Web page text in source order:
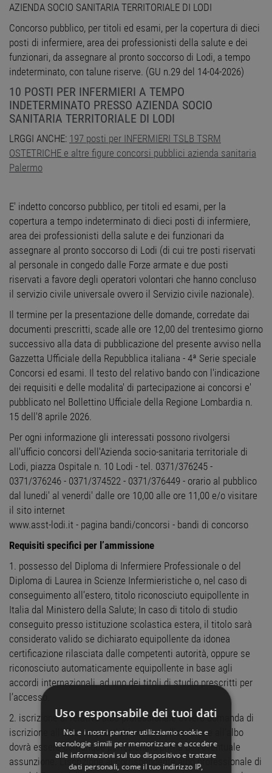
AZIENDA SOCIO SANITARIA TERRITORIALE DI LODI
Concorso pubblico, per titoli ed esami, per la copertura di dieci
posti di infermiere, area dei professionisti della salute e dei
funzionari, da assegnare al pronto soccorso di Lodi, a tempo
indeterminato, con talune riserve. (GU n.29 del 14-04-2026)
10 POSTI PER INFERMIERI A TEMPO
INDETERMINATO PRESSO AZIENDA SOCIO
SANITARIA TERRITORIALE DI LODI
LRGGI ANCHE: 197 posti per INFERMIERI TSLB TSRM
OSTETRICHE e altre figure concorsi pubblici azienda sanitaria
Palermo
E' indetto concorso pubblico, per titoli ed esami, per la
copertura a tempo indeterminato di dieci posti di infermiere,
area dei professionisti della salute e dei funzionari da
assegnare al pronto soccorso di Lodi (di cui tre posti riservati
al personale in congedo dalle Forze armate e due posti
riservati a favore degli operatori volontari che hanno concluso
il servizio civile universale ovvero il Servizio civile nazionale).
Il termine per la presentazione delle domande, corredate dai
documenti prescritti, scade alle ore 12,00 del trentesimo giorno
successivo alla data di pubblicazione del presente avviso nella
Gazzetta Ufficiale della Repubblica italiana - 4ª Serie speciale
Concorsi ed esami. Il testo del relativo bando con l'indicazione
dei requisiti e delle modalita' di partecipazione ai concorsi e'
pubblicato nel Bollettino Ufficiale della Regione Lombardia n.
15 dell'8 aprile 2026.
Per ogni informazione gli interessati possono rivolgersi
all'ufficio concorsi dell'Azienda socio-sanitaria territoriale di
Lodi, piazza Ospitale n. 10 Lodi - tel. 0371/376245 -
0371/376246 - 0371/374522 - 0371/376449 - orario al pubblico
dal lunedi' al venerdi' dalle ore 10,00 alle ore 11,00 e/o visitare
il sito internet
www.asst-lodi.it - pagina bandi/concorsi - bandi di concorso
Requisiti specifici per l’ammissione
1. possesso del Diploma di Infermiere Professionale o del
Diploma di Laurea in Scienze Infermieristiche o, nel caso di
conseguimento all’estero, titolo riconosciuto equipollente in
Italia dal Ministero della Salute; In caso di titolo di studio
conseguito presso istituzione scolastica estera, il titolo sarà
considerato valido se dichiarato equipollente da idonea
certificazione rilasciata dalle competenti autorità, oppure se
riconosciuto automaticamente equipollente in base agli
accordi internazionali, ad uno dei titoli di studio prescritti per
l’accesso.
2. iscrizione al relativo albo professionale ovvero domanda di
iscrizione all’albo. In quest’ultimo caso, l’iscrizione all’albo
dovrà essere comunque perfezionata prima dell’eventuale
assunzione. L’iscrizione al corrispondente albo professionale di
Uso responsabile dei tuoi dati
Noi e i nostri partner utilizziamo cookie e
tecnologie simili per memorizzare e accedere
alle informazioni sul tuo dispositivo e trattare
dati personali, come il tuo indirizzo IP,